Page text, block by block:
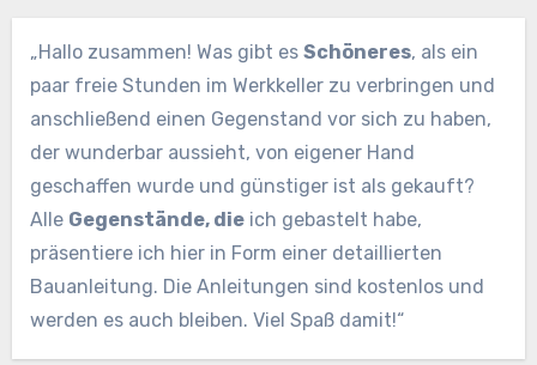
„Hallo zusammen! Was gibt es Schöneres, als ein
paar freie Stunden im Werkkeller zu verbringen und
anschließend einen Gegenstand vor sich zu haben,
der wunderbar aussieht, von eigener Hand
geschaffen wurde und günstiger ist als gekauft?
Alle Gegenstände, dieich gebastelt habe,
präsentiere ich hier in Form einer detaillierten
Bauanleitung. Die Anleitungen sind kostenlos und
werden es auch bleiben. Viel Spaß damit!“